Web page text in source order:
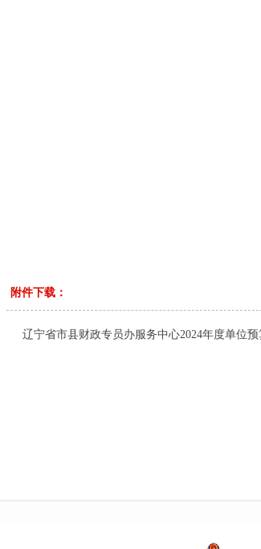
附件下载：
辽宁省市县财政专员办服务中心2024年度单位预